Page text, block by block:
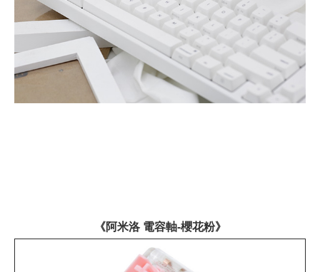
《阿米洛 電容軸-櫻花粉》